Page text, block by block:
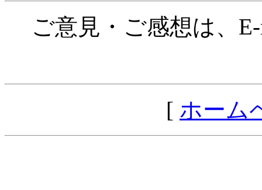
ご意見・ご感想は、
[ ホーム